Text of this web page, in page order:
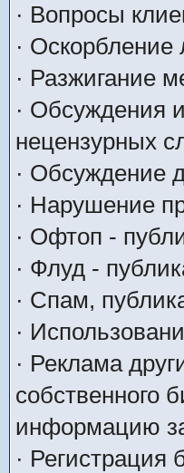
· Вопросы
·
· Разжигание
· Обсуждения
нецензурных
· Обсуждение
· Нарушение
· Офтоп -
· Флуд -
· Спам,
·
· Реклама
собственного
информацию
· Регистрация